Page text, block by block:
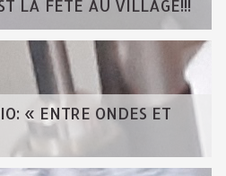
LA FÊTE AU VILLAGE!!!
« ENTRE ONDES ET